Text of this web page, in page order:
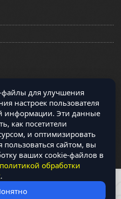
А - радиодетали и электронные
для улучшения
настроек пользователя
информации. Эти данные
как посетители
и оптимизировать
пользоваться сайтом, вы
ваших cookie-файлов в
политикой обработки
.